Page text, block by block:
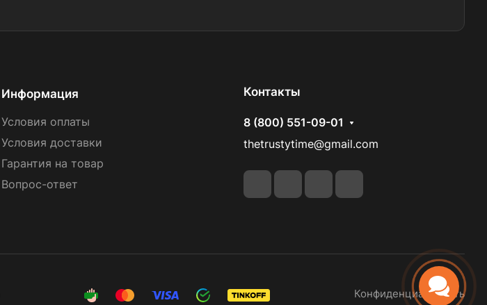
Информация
Условия оплаты
Условия доставки
Гарантия на товар
Вопрос-ответ
Контакты
8 (800) 551-09-01
thetrustytime@gmail.com
Конфиденциальность